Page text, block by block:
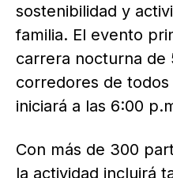
sostenibilidad y
familia. El evento
carrera nocturna de
corredores de
iniciará a las 6:00
Con más de 300
la actividad incluirá